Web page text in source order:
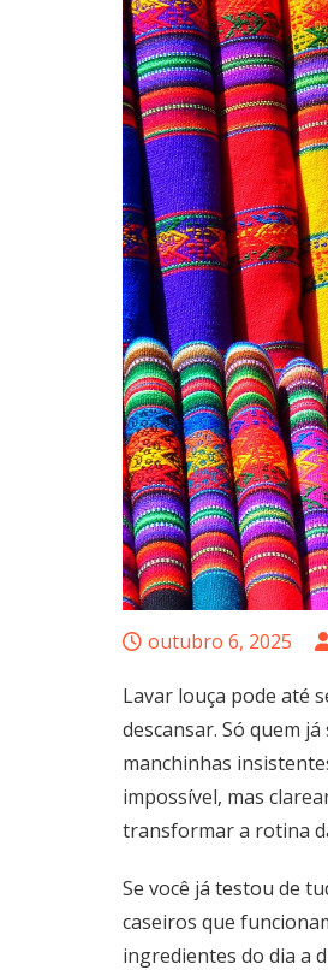
outubro 6, 2025
Lavar louça pode até
descansar. Só quem
manchinhas
impossível, mas
transformar a rotina
Se você já testou de
caseiros que
ingredientes do dia a